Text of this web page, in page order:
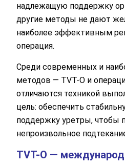
надлежащую поддержку
другие методы не дают
наиболее эффективным
операция.
Среди современных и
методов — TVT-O и
отличаются техникой
цель: обеспечить
поддержку уретры, чтобы
непроизвольное
TVT-O —